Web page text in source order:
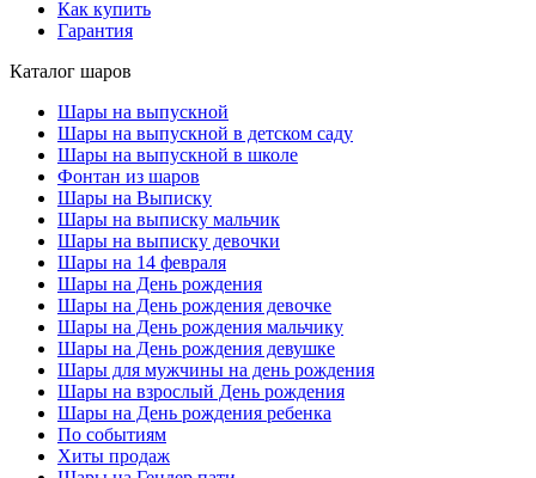
Как купить
Гарантия
Каталог шаров
Шары на выпускной
Шары на выпускной в детском саду
Шары на выпускной в школе
Фонтан из шаров
Шары на Выписку
Шары на выписку мальчик
Шары на выписку девочки
Шары на 14 февраля
Шары на День рождения
Шары на День рождения девочке
Шары на День рождения мальчику
Шары на День рождения девушке
Шары для мужчины на день рождения
Шары на взрослый День рождения
Шары на День рождения ребенка
По событиям
Хиты продаж